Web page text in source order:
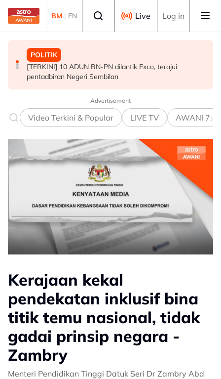
Skip to main content
BM | EN Live Log in
POLITIK
[TERKINI] 10 ADUN BN-PN dilantik Exco, terajui
pentadbiran Negeri Sembilan
MALAYSIA
MAG wajibkan saringan dadah 1,260 juruterbang
Malaysia Airlines
POLITIK
PRU16: Kedudukan PH dijangka mengukuh, jajaran BN-
PN pula berliku - Penganalisis
Advertisement
Video Terkini & Popular LIVE TV AWANI
Kerajaan kekal
pendekatan inklusif bina
titik temu nasional, tidak
gadai prinsip negara -
Zambry
Menteri Pendidikan Tinggi Datuk Seri Dr Zambry Abd